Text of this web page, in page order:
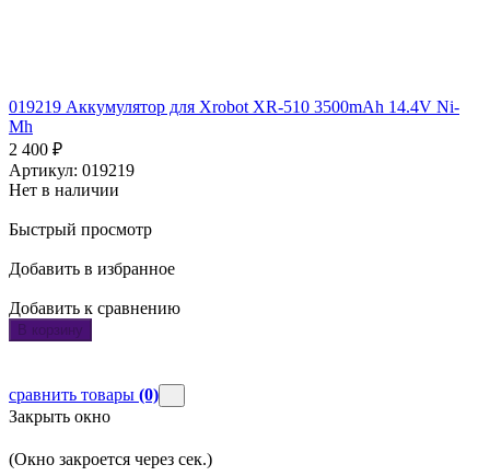
019219 Аккумулятор для Xrobot XR-510 3500mAh 14.4V Ni-
Mh
2 400 ₽
Артикул: 019219
Нет в наличии
Быстрый просмотр
Добавить в избранное
Добавить к сравнению
В корзину
сравнить товары (0)
Закрыть окно
(Окно закроется через сек.)